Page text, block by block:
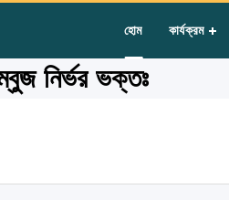
হোম কার্যক্রম
Bhaja Govindam (9-16)
নির্ভর ভক্তঃ